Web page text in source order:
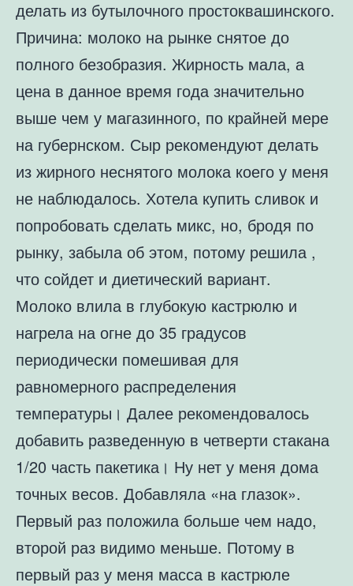
делать из бутылочного простоквашинского.
Причина: молоко на рынке снятое до
полного безобразия. Жирность мала, а
цена в данное время года значительно
выше чем у магазинного, по крайней мере
на губернском. Сыр рекомендуют делать
из жирного неснятого молока коего у меня
не наблюдалось. Хотела купить сливок и
попробовать сделать микс, но, бродя по
рынку, забыла об этом, потому решила ,
что сойдет и диетический вариант.
Молоко влила в глубокую кастрюлю и
нагрела на огне до 35 градусов
периодически помешивая для
равномерного распределения
температуры। Далее рекомендовалось
добавить разведенную в четверти стакана
1/20 часть пакетика। Ну нет у меня дома
точных весов. Добавляла «на глазок».
Первый раз положила больше чем надо,
второй раз видимо меньше. Потому в
первый раз у меня масса в кастрюле